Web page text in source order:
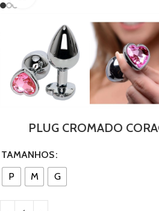
PLUG CROMADO
TAMANHOS
P
M G